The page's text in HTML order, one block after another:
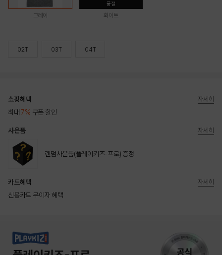
그레이
품절
화이트
02T 03T 04T
쇼핑혜택
최대 7% 쿠폰 할인
자세히
사은품
랜덤사은품(플레이키즈-프로) 증정
자세히
카드혜택
신용카드 무이자 혜택
자세히